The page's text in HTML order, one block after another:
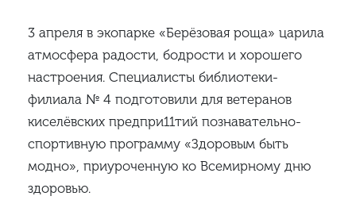
3 апреля в экопарке «Берёзовая роща» царила
атмосфера радости, бодрости и хорошего
настроения. Специалисты библиотеки-
филиала № 4 подготовили для ветеранов
киселёвских предпри11тий познавательно-
спортивную программу «Здоровым быть
модно», приуроченную ко Всемирному дню
здоровью.